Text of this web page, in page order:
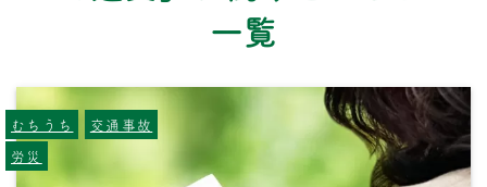
一覧
むちうち
交通事故
労災